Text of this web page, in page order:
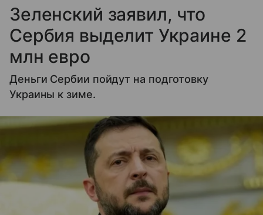
Зеленский заявил, что
Сербия выделит Украине 2
млн евро
Деньги Сербии пойдут на подготовку
Украины к зиме.